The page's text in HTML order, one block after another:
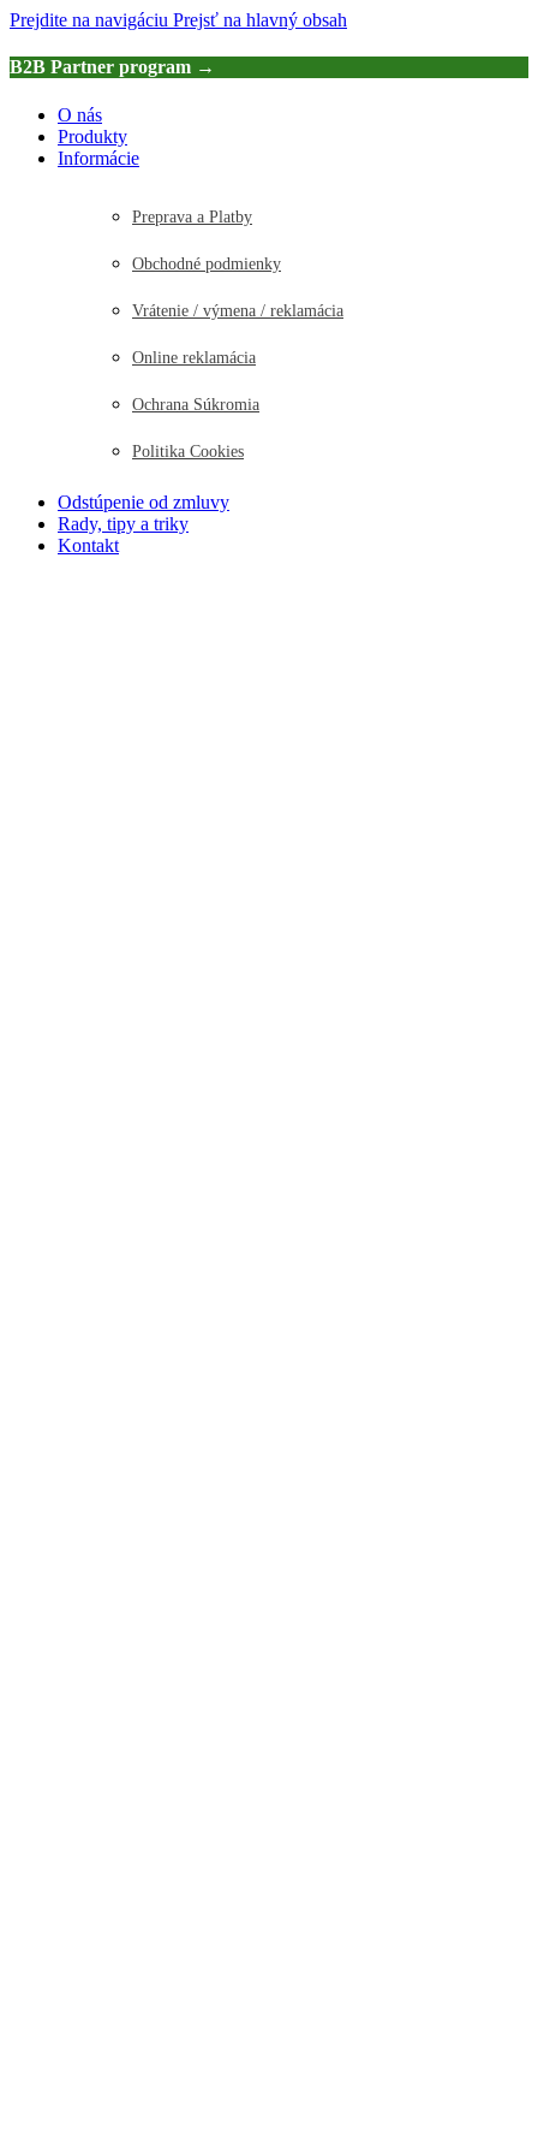
Prejdite na navigáciu Prejsť na hlavný obsah
B2B Partner program →
O nás
Produkty
Informácie
Preprava a Platby
Obchodné podmienky
Vrátenie / výmena / reklamácia
Online reklamácia
Ochrana Súkromia
Politika Cookies
Odstúpenie od zmluvy
Rady, tipy a triky
Kontakt